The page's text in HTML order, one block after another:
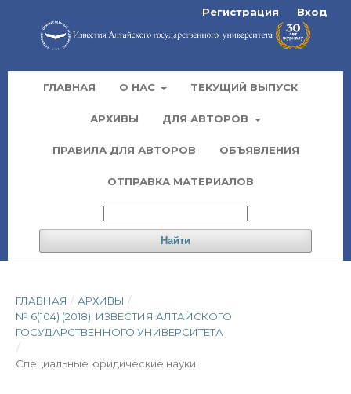
ГЛАВНАЯ О НАС ТЕКУЩИЙ ВЫПУСК
АРХИВЫ ДЛЯ АВТОРОВ
ПРАВИЛА ДЛЯ АВТОРОВ ОБЪЯВЛЕНИЯ
ОТПРАВКА МАТЕРИАЛОВ
Найти
Регистрация Вход
ГЛАВНАЯ / АРХИВЫ /
№ 6(104) (2018): ИЗВЕСТИЯ АЛТАЙСКОГО
ГОСУДАРСТВЕННОГО УНИВЕРСИТЕТА
/
Специальные юридические науки